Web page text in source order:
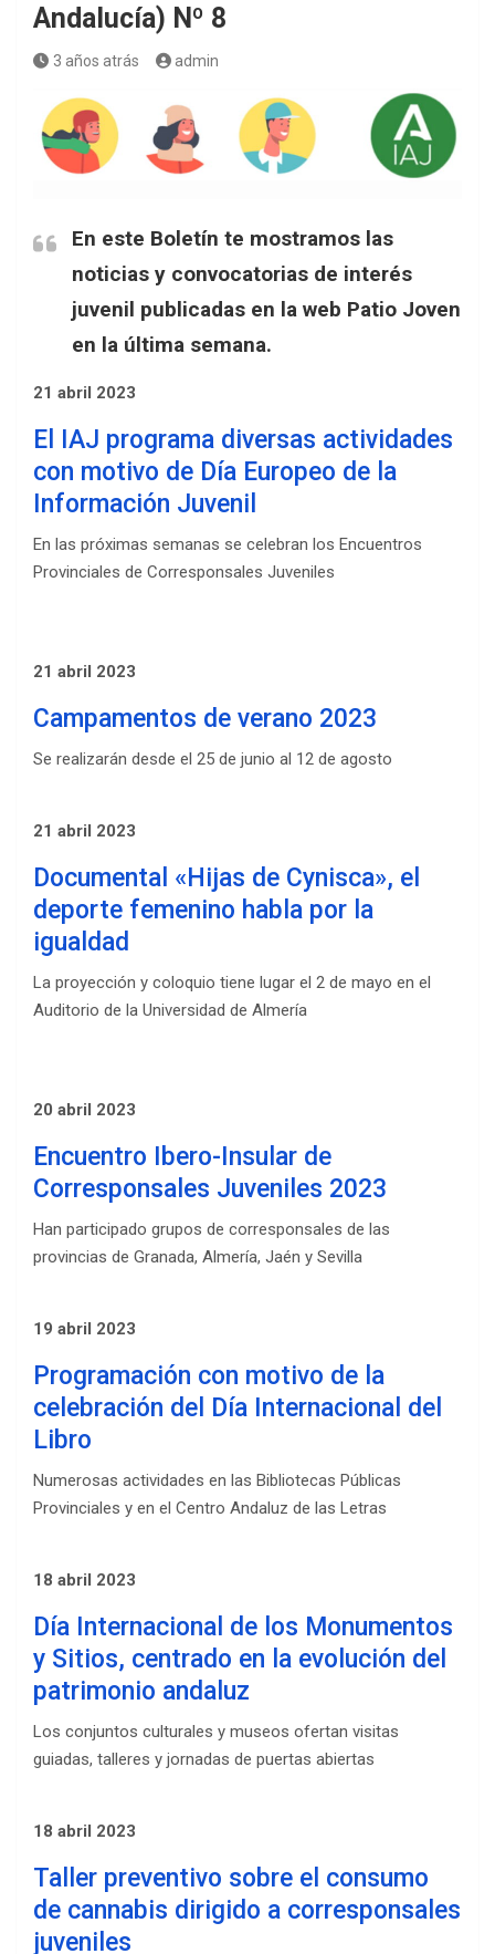
Andalucía) Nº 8
3 años atrás admin
En este Boletín te mostramos las
noticias y convocatorias de interés
juvenil publicadas en la web Patio Joven
en la última semana.
21 abril 2023
El IAJ programa diversas actividades
con motivo de Día Europeo de la
Información Juvenil
En las próximas semanas se celebran los Encuentros
Provinciales de Corresponsales Juveniles
21 abril 2023
Campamentos de verano 2023
Se realizarán desde el 25 de junio al 12 de agosto
21 abril 2023
Documental «Hijas de Cynisca», el
deporte femenino habla por la
igualdad
La proyección y coloquio tiene lugar el 2 de mayo en el
Auditorio de la Universidad de Almería
20 abril 2023
Encuentro Ibero-Insular de
Corresponsales Juveniles 2023
Han participado grupos de corresponsales de las
provincias de Granada, Almería, Jaén y Sevilla
19 abril 2023
Programación con motivo de la
celebración del Día Internacional del
Libro
Numerosas actividades en las Bibliotecas Públicas
Provinciales y en el Centro Andaluz de las Letras
18 abril 2023
Día Internacional de los Monumentos
y Sitios, centrado en la evolución del
patrimonio andaluz
Los conjuntos culturales y museos ofertan visitas
guiadas, talleres y jornadas de puertas abiertas
18 abril 2023
Taller preventivo sobre el consumo
de cannabis dirigido a corresponsales
juveniles